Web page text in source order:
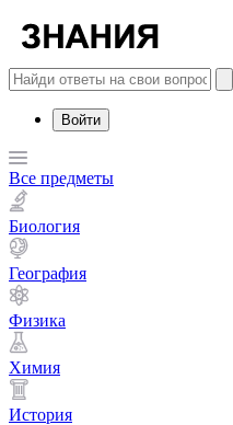
Войти
Все предметы
Биология
География
Физика
Химия
История